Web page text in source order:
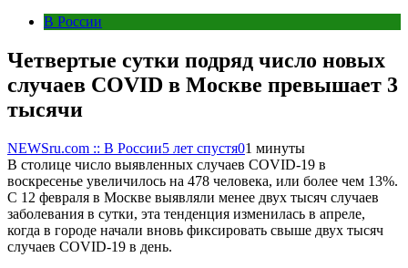
В России
Четвертые сутки подряд число новых
случаев COVID в Москве превышает 3
тысячи
NEWSru.com :: В России5 лет спустя01 минуты
В столице число выявленных случаев COVID-19 в
воскресенье увеличилось на 478 человека, или более чем 13%.
С 12 февраля в Москве выявляли менее двух тысяч случаев
заболевания в сутки, эта тенденция изменилась в апреле,
когда в городе начали вновь фиксировать свыше двух тысяч
случаев COVID-19 в день.